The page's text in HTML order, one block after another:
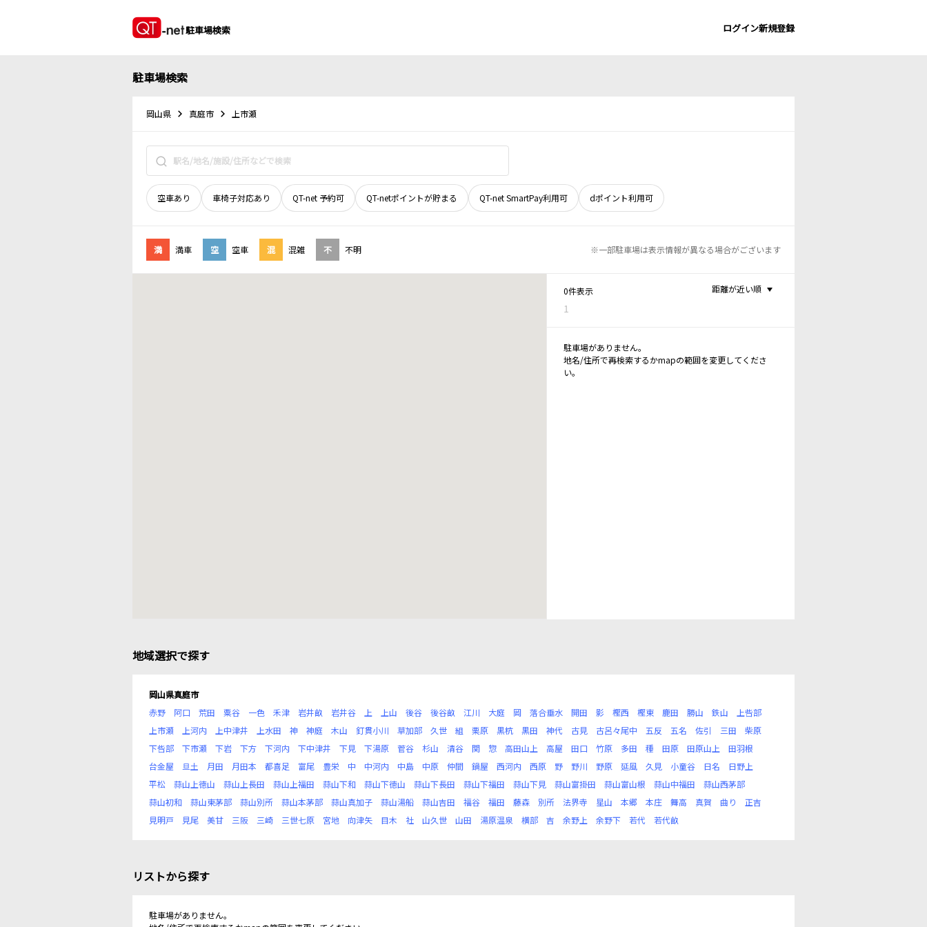
駐車場検索 ログイン新規登録
駐車場検索
岡山県 真庭市 上市瀬
空車あり 車椅子対応あり QT-net 予約可 QT-netポイントが貯まる QT-net SmartPay利用可 dポイント利用可
満 満車 空 空車 混 混雑 不 不明 ※一部駐車場は表示情報が異なる場合がございます
0件表示
1
距離が近い順
駐車場がありません。
地名/住所で再検索するかmapの範囲を変更してくださ
い。
地域選択で探す
岡山県真庭市
赤野
阿口 荒田 粟谷 一色 禾津 岩井畝 岩井谷 上 上山 後谷 後谷畝 江川 大庭 岡 落合垂水 開田 影 樫西 樫東 鹿田 勝山 鉄山
上呰部
上市瀬
上河内 上中津井 上水田 神 神庭 木山 釘貫小川 草加部 久世 組 栗原 黒杭 黒田 神代 古見 古呂々尾中 五反 五名 佐引 三田
柴原
下呰部
下市瀬 下岩 下方 下河内 下中津井 下見 下湯原 菅谷 杉山 清谷 関 惣 高田山上 高屋 田口 竹原 多田 種 田原 田原山上
田羽根
台金屋
旦土 月田 月田本 都喜足 富尾 豊栄 中 中河内 中島 中原 仲間 鍋屋 西河内 西原 野 野川 野原 延風 久見 小童谷 日名
日野上
平松
蒜山上徳山 蒜山上長田 蒜山上福田 蒜山下和 蒜山下徳山 蒜山下長田 蒜山下福田 蒜山下見 蒜山富掛田 蒜山富山根 蒜山中福田
蒜山西茅部
蒜山初和
蒜山東茅部 蒜山別所 蒜山本茅部 蒜山真加子 蒜山湯船 蒜山吉田 福谷 福田 藤森 別所 法界寺 星山 本郷 本庄 舞高 真賀 曲り
正吉
見明戸
見尾 美甘 三阪 三崎 三世七原 宮地 向津矢 目木 社 山久世 山田 湯原温泉 横部 吉 余野上 余野下 若代 若代畝
リストから探す
駐車場がありません。